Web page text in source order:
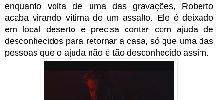
enquanto volta de uma das gravações, Roberto
acaba virando vítima de um assalto. Ele é deixado
em local deserto e precisa contar com ajuda de
desconhecidos para retornar a casa, só que uma das
pessoas que o ajuda não é tão desconhecido assim.